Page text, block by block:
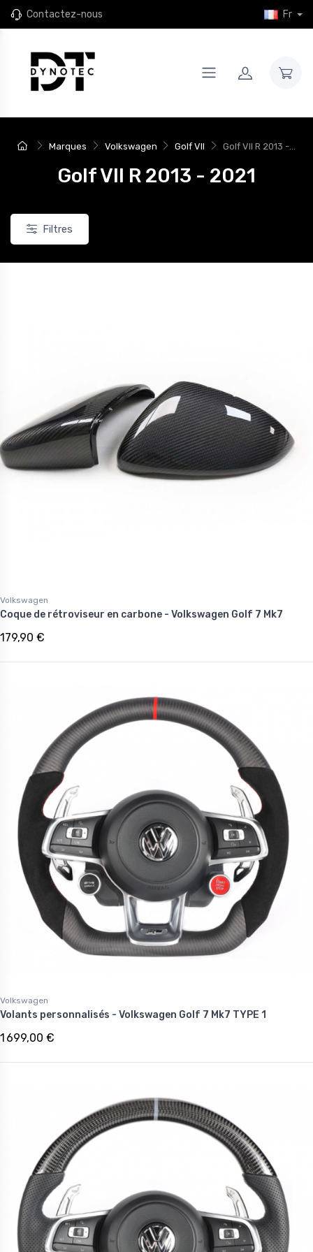
Contactez-nous Fr
Marques Volkswagen Golf VII Golf VII R 2013 -...
Golf VII R 2013 - 2021
Filtres
Volkswagen
Coque de rétroviseur en carbone - Volkswagen Golf 7 Mk7
179,90 €
Volkswagen
Volants personnalisés - Volkswagen Golf 7 Mk7 TYPE 1
1 699,00 €